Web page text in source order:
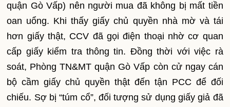
quận Gò Vấp) nên người mua đã không bị mất tiền
oan uổng. Khi thấy giấy chủ quyền nhà mờ và tái
hơn giấy thật, CCV đã gọi điện thoại nhờ cơ quan
cấp giấy kiểm tra thông tin. Đồng thời với việc rà
soát, Phòng TN&MT quận Gò Vấp còn cử ngay cán
bộ cầm giấy chủ quyền thật đến tận PCC để đối
chiếu. Sợ bị “túm cổ”, đối tượng sử dụng giấy giả đã